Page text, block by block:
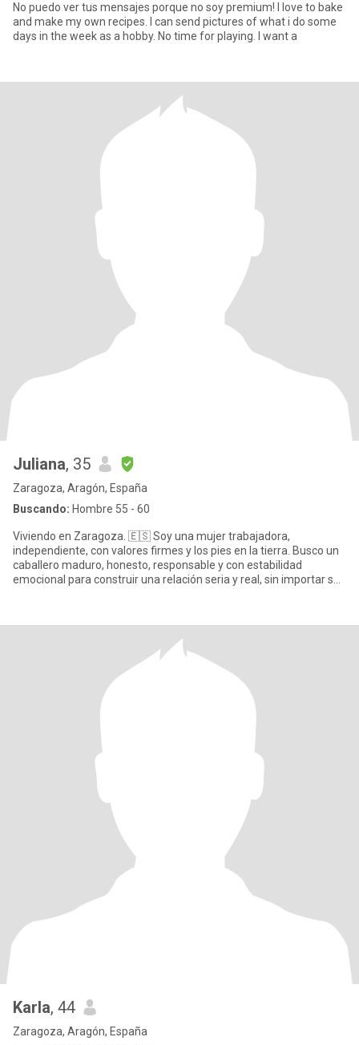
No puedo ver tus mensajes porque no soy premium! I love to bake
and make my own recipes. I can send pictures of what i do some
days in the week as a hobby. No time for playing. I want a
Juliana, 35
Zaragoza, Aragón, España
Buscando: Hombre 55 - 60
Viviendo en Zaragoza. 🇪🇸 Soy una mujer trabajadora,
independiente, con valores firmes y los pies en la tierra. Busco un
caballero maduro, honesto, responsable y con estabilidad
emocional para construir una relación seria y real, sin importar su
Karla, 44
Zaragoza, Aragón, España